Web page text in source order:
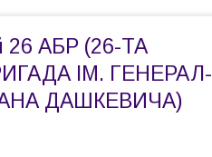
26 АБР (26-ТА
ІМ. ГЕНЕРАЛ-
ДАШКЕВИЧА)